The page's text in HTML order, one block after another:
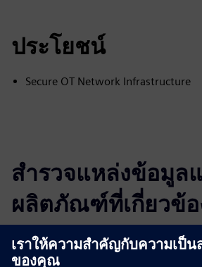
ประโยชน์
Secure OT Network Infrastructure
สำรวจแหล่งข้อมูล
ผลิตภัณฑ์ที่เกี่ยวข้อ
ข้อมูลและแหล่งข้อมูลเพิ่ม